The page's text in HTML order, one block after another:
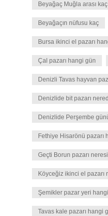
Beyağaç Muğla arası
Beyağaçın nüfusu kaç
Bursa ikinci el pazarı
Çal pazarı hangi gün
Denizli Tavas hayvan
Denizlide bit pazarı
Denizlide Perşembe
Fethiye Hisarönü pazarı
Geçti Borun pazarı neresi
Köyceğiz ikinci el pazarı
Şemikler pazar yeri
Tavas kale pazarı hangi